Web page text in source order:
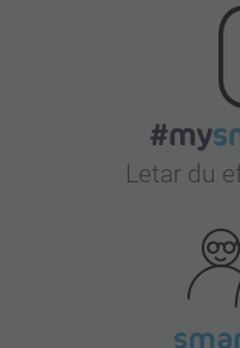
Letar du